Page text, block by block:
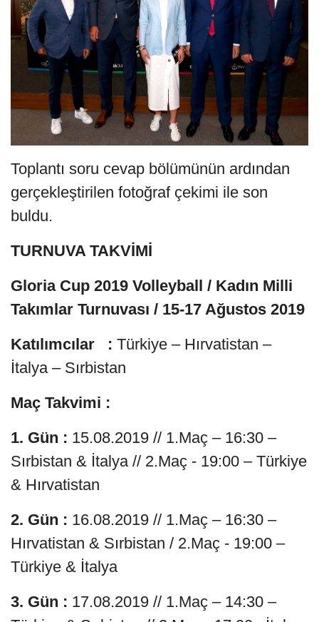
Toplantı soru cevap bölümünün ardından
gerçekleştirilen fotoğraf çekimi ile son
buldu.
TURNUVA TAKVİMİ
Gloria Cup 2019 Volleyball / Kadın Milli
Takımlar Turnuvası / 15-17 Ağustos 2019
Katılımcılar : Türkiye – Hırvatistan –
İtalya – Sırbistan
Maç Takvimi :
1. Gün : 15.08.2019 // 1.Maç – 16:30 –
Sırbistan & İtalya // 2.Maç - 19:00 – Türkiye
& Hırvatistan
2. Gün : 16.08.2019 // 1.Maç – 16:30 –
Hırvatistan & Sırbistan / 2.Maç - 19:00 –
Türkiye & İtalya
3. Gün : 17.08.2019 // 1.Maç – 14:30 –